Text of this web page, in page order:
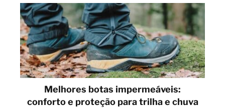
Melhores botas impermeáveis:
conforto e proteção para trilha e chuva